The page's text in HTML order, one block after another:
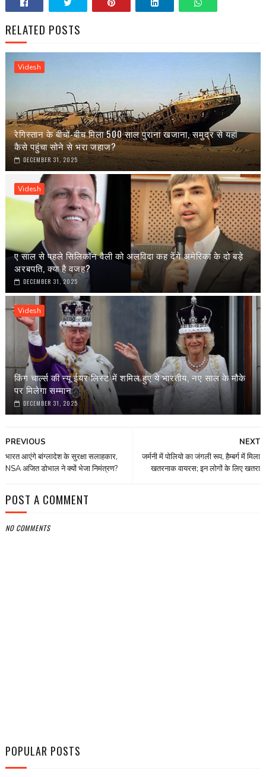
RELATED POSTS
Videsh
रेगिस्तान के बीचों-बीच मिला 500 साल पुराना खजाना, समुद्र से यहां
कैसे पहुंचा सोने से भरा जहाज?
DECEMBER 31, 2025
Videsh
ए साल से पहले सिलिकॉन वैली को अलविदा कह देंगे अमेरिका के दो बड़े
अरबपति, क्या है वजह?
DECEMBER 31, 2025
Videsh
किंग चार्ल्स की न्यू ईयर लिस्ट में शमिल हुए ये भारतीय, नए साल के मौके
पर मिलेगा सम्मान
DECEMBER 31, 2025
NEXT
जर्मनी में पोलियो का जंगली रूप, हैम्बर्ग में मिला
खतरनाक वायरस; इन लोगों के लिए खतरा
PREVIOUS
भारत आएंगे बांग्लादेश के सुरक्षा सलाहकार,
NSA अजित डोभाल ने क्यों भेजा निमंत्रण?
POST A COMMENT
NO COMMENTS
POPULAR POSTS